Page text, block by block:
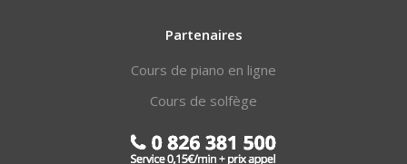
Partenaires
Cours de piano en ligne
Cours de solfège